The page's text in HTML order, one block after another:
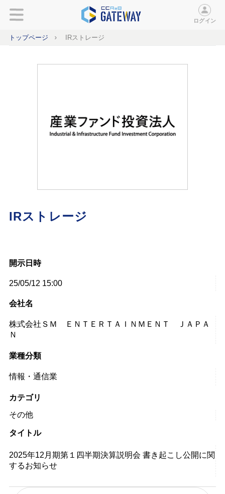
ログイン
トップページ IRストレージ
IRストレージ
開示日時
25/05/12 15:00
会社名
株式会社ＳＭ ＥＮＴＥＲＴＡＩＮＭＥＮＴ ＪＡＰＡ
Ｎ
業種分類
情報・通信業
カテゴリ
その他
タイトル
2025年12月期第１四半期決算説明会 書き起こし公開に関
するお知らせ